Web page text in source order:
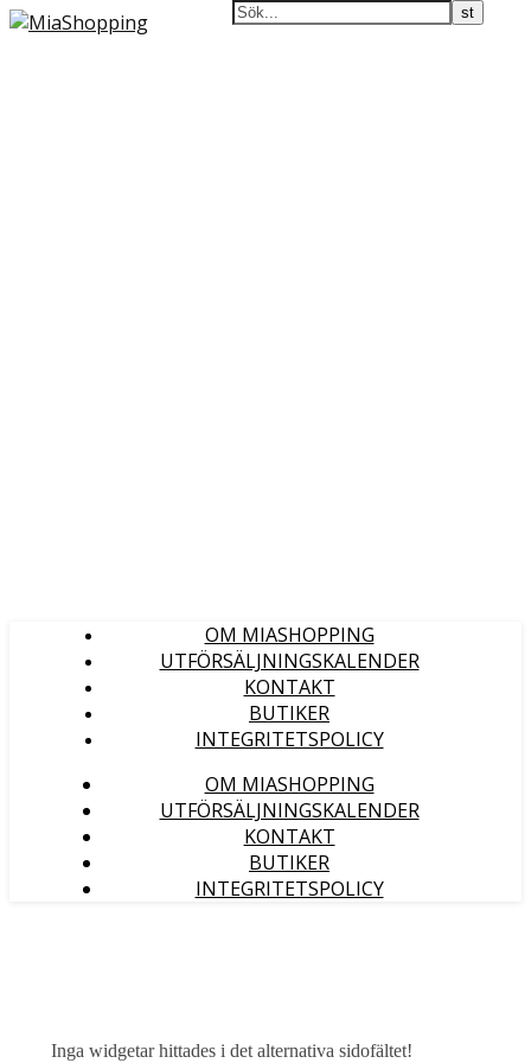
OM MIASHOPPING
UTFÖRSÄLJNINGSKALENDER
KONTAKT
BUTIKER
INTEGRITETSPOLICY
OM MIASHOPPING
UTFÖRSÄLJNINGSKALENDER
KONTAKT
BUTIKER
INTEGRITETSPOLICY
Inga widgetar hittades i det alternativa sidofältet!